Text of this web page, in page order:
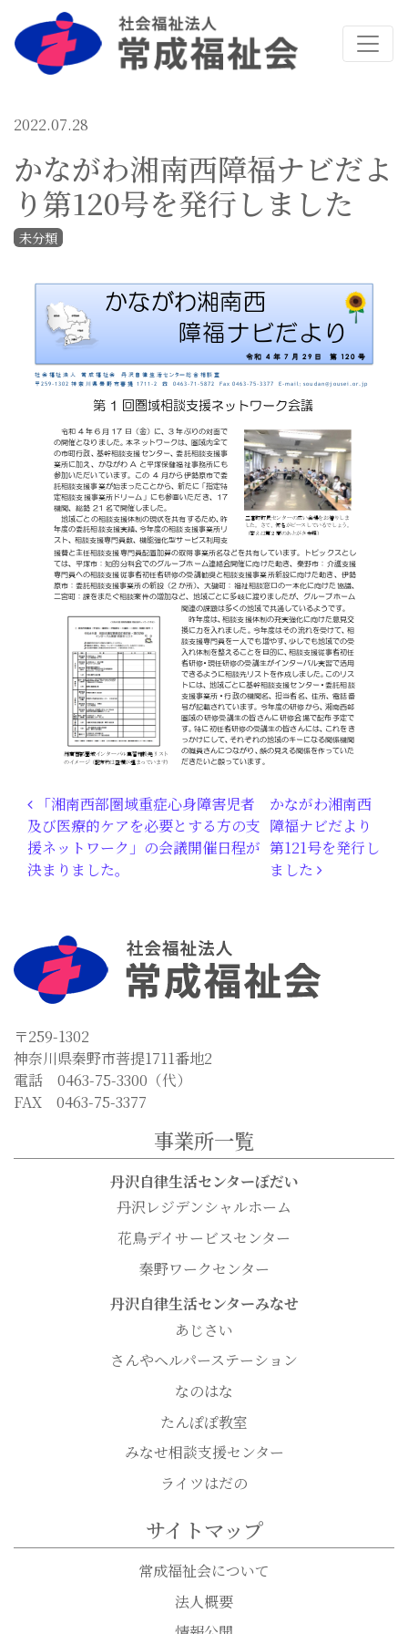
2022.07.28
かながわ湘南西障福ナビだよ
り第120号を発行しました
未分類
投稿ナビゲーション
「湘南西部圏域重症心身障害児者
及び医療的ケアを必要とする方の支
援ネットワーク」の会議開催日程が
決まりました。
かながわ湘南西
障福ナビだより
第121号を発行し
ました
〒259-1302
神奈川県秦野市菩提1711番地2
電話 0463-75-3300（代）
FAX 0463-75-3377
事業所一覧
丹沢自律生活センターぼだい
丹沢レジデンシャルホーム
花鳥デイサービスセンター
秦野ワークセンター
丹沢自律生活センターみなせ
あじさい
さんやヘルパーステーション
なのはな
たんぽぽ教室
みなせ相談支援センター
ライツはだの
サイトマップ
常成福祉会について
法人概要